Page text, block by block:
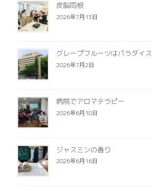
皮脳同根
2026年7月13日
グレープフルーツはパラダイス
2026年7月2日
病院でアロマテラピー
2026年6月18日
ジャスミンの香り
2026年6月16日